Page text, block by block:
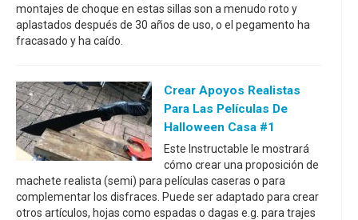
montajes de choque en estas sillas son a menudo roto y
aplastados después de 30 años de uso, o el pegamento ha
fracasado y ha caído.
Crear Apoyos Realistas
Para Las Películas De
Halloween Casa #1
Este Instructable le mostrará
cómo crear una proposición de
machete realista (semi) para películas caseras o para
complementar los disfraces. Puede ser adaptado para crear
otros artículos, hojas como espadas o dagas e.g. para trajes